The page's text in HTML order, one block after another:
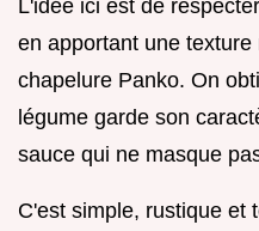
L'idée ici est de
en apportant une
chapelure Panko. On
légume garde son
sauce qui ne masque
C'est simple, rustique et